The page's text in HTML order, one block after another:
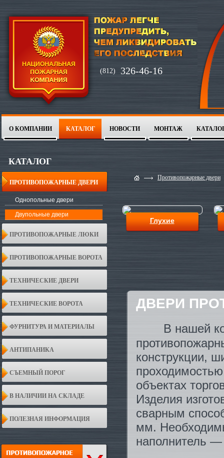
О КОМПАНИИ КАТАЛОГ НОВОСТИ МОНТАЖ
(812) 326-46-16
КАТАЛОГ
ПРОТИВОПОЖАРНЫЕ ДВЕРИ
Однопольные двери
Двупольные двери
ПРОТИВОПОЖАРНЫЕ ЛЮКИ
ПРОТИВОПОЖАРНЫЕ ВОРОТА
ТЕХНИЧЕСКИЕ ДВЕРИ
ТЕХНИЧЕСКИЕ ВОРОТА
ФУРНИТУРА И МАТЕРИАЛЫ
АНТИПАНИКА
СЪЕМНЫЙ ПОРОГ
В НАЛИЧИИ НА СКЛАДЕ
ПОЛЕЗНАЯ ИНФОРМАЦИЯ
Противопожарные двери
Глухие
ДВЕРИ
В нашей
конструкции,
объектах
Изделия
сварным
мм.
наполнитель —